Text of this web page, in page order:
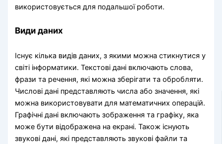
використовується для подальшої роботи.
Види даних
Існує кілька видів даних, з якими можна стикнутися у
світі інформатики. Текстові дані включають слова,
фрази та речення, які можна зберігати та обробляти.
Числові дані представляють числа або значення, які
можна використовувати для математичних операцій.
Графічні дані включають зображення та графіку, яка
може бути відображена на екрані. Також існують
звукові дані, які представляють звукові файли та